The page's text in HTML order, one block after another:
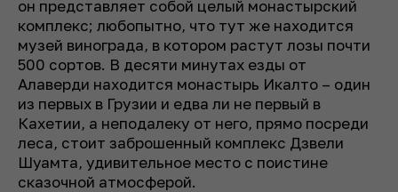
он представляет собой целый монастырский
комплекс; любопытно, что тут же находится
музей винограда, в котором растут лозы почти
500 сортов. В десяти минутах езды от
Алаверди находится монастырь Икалто – один
из первых в Грузии и едва ли не первый в
Кахетии, а неподалеку от него, прямо посреди
леса, стоит заброшенный комплекс Дзвели
Шуамта, удивительное место с поистине
сказочной атмосферой.